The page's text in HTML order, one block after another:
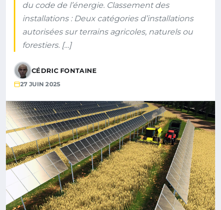
du code de l’énergie. Classement des
installations : Deux catégories d’installations
autorisées sur terrains agricoles, naturels ou
forestiers. […]
CÉDRIC FONTAINE
27 JUIN 2025